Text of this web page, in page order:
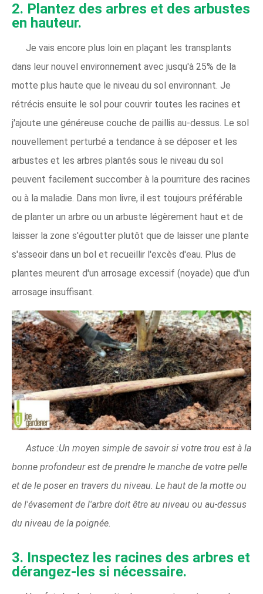
2. Plantez des arbres et des arbustes
en hauteur.
Je vais encore plus loin en plaçant les transplants
dans leur nouvel environnement avec jusqu'à 25% de la
motte plus haute que le niveau du sol environnant. Je
rétrécis ensuite le sol pour couvrir toutes les racines et
j'ajoute une généreuse couche de paillis au-dessus. Le sol
nouvellement perturbé a tendance à se déposer et les
arbustes et les arbres plantés sous le niveau du sol
peuvent facilement succomber à la pourriture des racines
ou à la maladie. Dans mon livre, il est toujours préférable
de planter un arbre ou un arbuste légèrement haut et de
laisser la zone s'égoutter plutôt que de laisser une plante
s'asseoir dans un bol et recueillir l'excès d'eau. Plus de
plantes meurent d'un arrosage excessif (noyade) que d'un
arrosage insuffisant.
Astuce :Un moyen simple de savoir si votre trou est à la
bonne profondeur est de prendre le manche de votre pelle
et de le poser en travers du niveau. Le haut de la motte ou
de l'évasement de l'arbre doit être au niveau ou au-dessus
du niveau de la poignée.
3. Inspectez les racines des arbres et
dérangez-les si nécessaire.